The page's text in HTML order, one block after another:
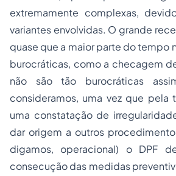
extremamente complexas,
variantes envolvidas. O grande
quase que a maior parte do tempo
burocráticas, como a checagem
não são tão burocráticas
consideramos, uma vez que pela
uma constatação de
dar origem a outros
digamos, operacional) o DPF
consecução das medidas